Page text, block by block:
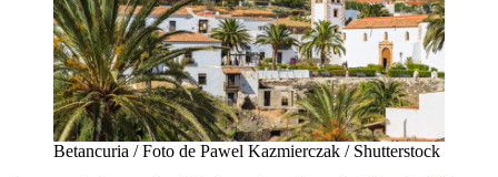
Betancuria / Foto de Pawel Kazmierczak / Shutterstock